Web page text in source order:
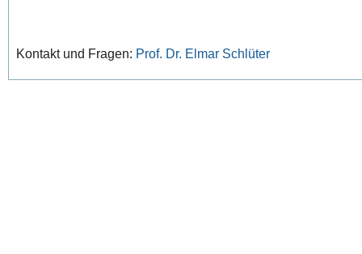
Kontakt und Fragen: Prof. Dr. Elmar Schlüter